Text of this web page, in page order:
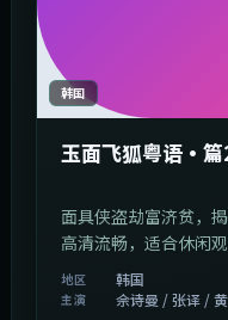
韩国
玉面飞狐粤语·
面具侠盗劫富济贫，
高清流畅，适合休闲观
地区 韩国
主演
佘诗曼 / 张译 /